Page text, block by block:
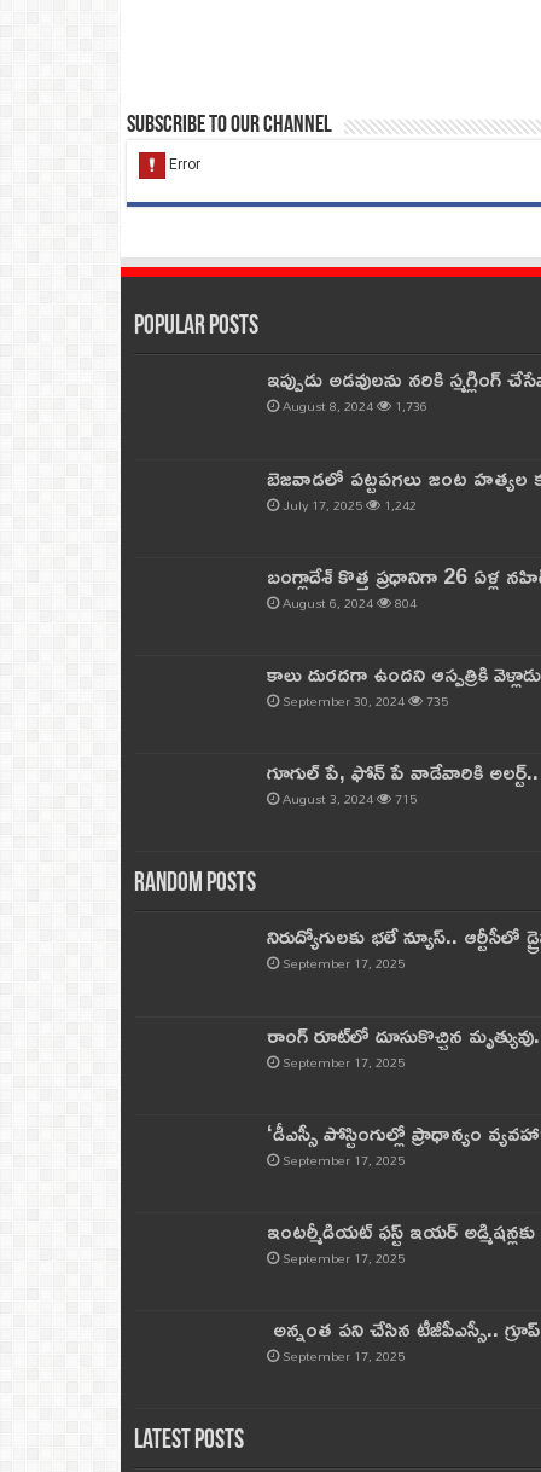
Subscribe to our Channel
Popular Posts
ఇప్పుడు అడవులను నరికి
August 8, 2024 1,736
బెజవాడలో పట్టపగలు జంట
July 17, 2025 1,242
బంగ్లాదేశ్ కొత్త ప్రధానిగా 26 ఏళ్ల
August 6, 2024 804
కాలు దురదగా ఉందని ఆస్పత్రికి
September 30, 2024 735
గూగుల్ పే, ఫోన్ పే వాడేవారికి
August 3, 2024 715
Random Posts
నిరుద్యోగులకు భలే న్యూస్.. ఆర్టీసీలో
September 17, 2025
రాంగ్ రూట్‌లో దూసుకొచ్చిన
September 17, 2025
‘డీఎస్సీ పోస్టింగుల్లో ప్రాధాన్యం
September 17, 2025
ఇంటర్మీడియట్ ఫస్ట్‌ ఇయర్‌
September 17, 2025
అన్నంత పని చేసిన టీజీపీఎస్సీ..
September 17, 2025
Latest Posts